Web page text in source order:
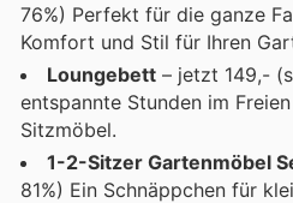
76%) Perfekt für die ganze
Komfort und Stil für Ihren
Loungebett – jetzt 149,-
entspannte Stunden im
Sitzmöbel.
1-2-Sitzer Gartenmöbel
81%) Ein Schnäppchen für